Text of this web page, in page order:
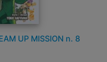
UP MISSION n. 8